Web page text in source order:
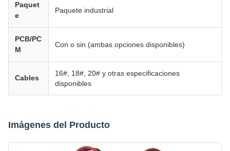
Paquet
e
Paquete industrial
PCB/PC
M
Con o sin (ambas opciones disponibles)
Cables
16#, 18#, 20# y otras especificaciones
disponibles
Imágenes del Producto